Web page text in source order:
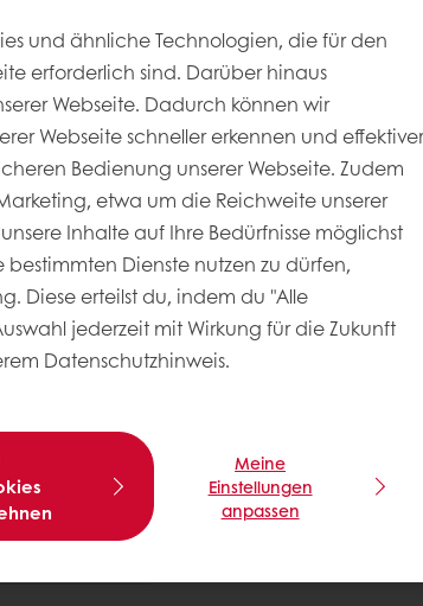
Rezeptinformationen
Schwierigkeitsgrad
Sapore
Rezept-Nr.: 1028
und ähnliche Technologien, die für den
erforderlich sind. Darüber hinaus
Webseite. Dadurch können wir
Webseite schneller erkennen und effektiver
Bedienung unserer Webseite. Zudem
etwa um die Reichweite unserer
Inhalte auf Ihre Bedürfnisse möglichst
Dienste nutzen zu dürfen,
Diese erteilst du, indem du "Alle
jederzeit mit Wirkung für die Zukunft
Datenschutzhinweis.
Meine
Einstellungen
anpassen